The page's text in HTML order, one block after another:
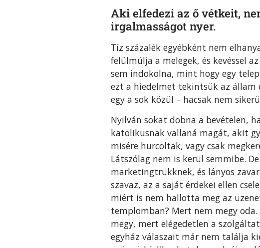
Aki elfedezi az ő vétkeit,
irgalmasságot nyer.
Tíz százalék egyébként nem
felülmúlja a melegek, és kevéssel
sem indokolna, mint hogy egy
ezt a hiedelmet tekintsük az állam
egy a sok közül – hacsak nem
Nyilván sokat dobna a bevételen,
katolikusnak vallaná magát, akit
misére hurcoltak, vagy csak
Látszólag nem is kerül semmibe.
marketingtrükknek, és lányos
szavaz, az a saját érdekei ellen
miért is nem hallotta meg az
templomban? Mert nem megy oda.
megy, mert elégedetlen a
egyház válaszait már nem találja